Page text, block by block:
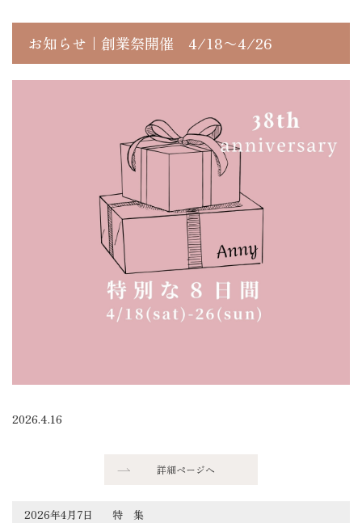
お知らせ｜創業祭開催 4/18〜4/26
2026.4.16
詳細ページへ
2026年4月7日 特 集